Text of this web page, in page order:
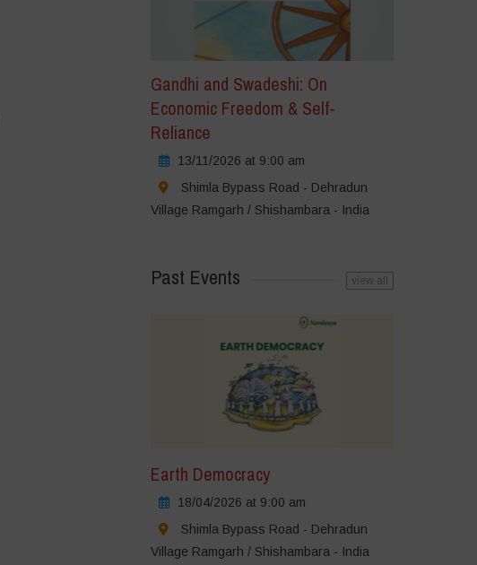
Gandhi and Swadeshi: On
Economic Freedom & Self-
Reliance
13/11/2026 at 9:00 am
Shimla Bypass Road - Dehradun
Village Ramgarh / Shishambara - India
Past Events view all
Earth Democracy
18/04/2026 at 9:00 am
Shimla Bypass Road - Dehradun
Village Ramgarh / Shishambara - India